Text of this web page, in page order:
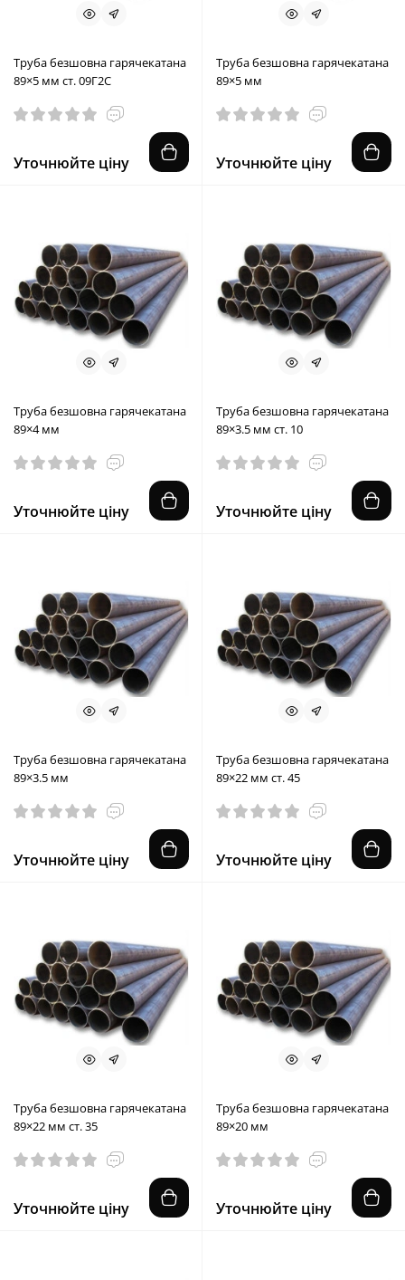
Труба безшовна гарячекатана
89×5 мм ст. 09Г2С
Уточнюйте ціну
Труба безшовна гарячекатана
89×5 мм
Уточнюйте ціну
Труба безшовна гарячекатана
89×4 мм
Уточнюйте ціну
Труба безшовна гарячекатана
89×3.5 мм ст. 10
Уточнюйте ціну
Труба безшовна гарячекатана
89×3.5 мм
Уточнюйте ціну
Труба безшовна гарячекатана
89×22 мм ст. 45
Уточнюйте ціну
Труба безшовна гарячекатана
89×22 мм ст. 35
Уточнюйте ціну
Труба безшовна гарячекатана
89×20 мм
Уточнюйте ціну